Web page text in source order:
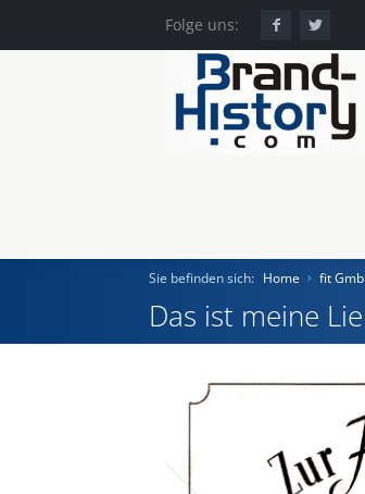
Folge uns:
Marken
Sie befinden sich: Home fit
Das ist meine